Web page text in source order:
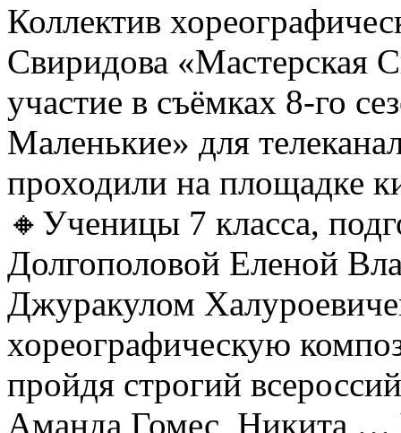
Коллектив
Свиридова «Мастерская
участие в съёмках 8-го
Маленькие» для
проходили на площадке
🔸Ученицы 7 класса,
Долгополовой Еленой
Джуракулом
хореографическую
пройдя строгий
Аманда Гомес, Никита …